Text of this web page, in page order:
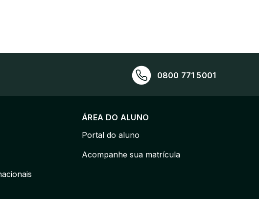
0800 771 5001
ÁREA DO ALUNO
Portal do aluno
Acompanhe sua matrícula